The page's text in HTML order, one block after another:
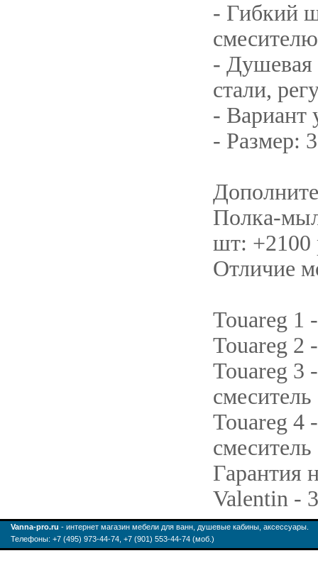
- Гибкий
- Душевая
стали,
- Вариант
- Размер:
Полка-
шт: +2100
Отличие
Touareg 1
Touareg 2
Touareg 3
смеситель
Touareg 4
Гарантия
Valentin -
Vanna-pro.ru - интернет магазин мебели для ванн, душевые кабины, аксессуары.
Телефоны: +7 (495) 973-44-74, +7 (901) 553-44-74 (моб.)